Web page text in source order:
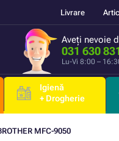
Livrare
Aveți nevoie
031 630
Lu-Vi 8:00 –
Igienă
+ Drogherie
MFC-9050